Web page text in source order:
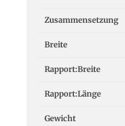
Zusammensetzung
Breite
Rapport:Breite
Rapport:Länge
Gewicht